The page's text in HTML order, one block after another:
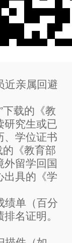
近亲属回避
下载的《教
研究生或已
、学位证书
的《教育部
外留学回国
出具的《学
绩单（百分
名证明。